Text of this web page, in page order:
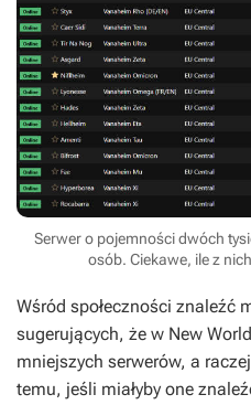
Serwer o pojemności dwóch
osób. Ciekawe, ile z
Wśród społeczności znaleźć
sugerujących, że w New World
mniejszych serwerów, a
temu, jeśli miałyby one